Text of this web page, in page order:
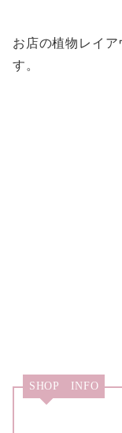
お店の植物レイ
す。
SHOP INFO